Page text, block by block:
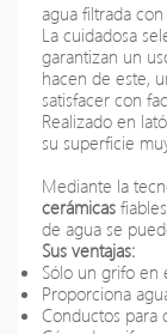
agua filtrada
La cuidadosa
garantizan un
hacen de este,
satisfacer con
Realizado en
su superficie
Mediante la
cerámicas
de agua se
Sus ventajas:
Sólo un grifo en
Proporciona
Conductos para